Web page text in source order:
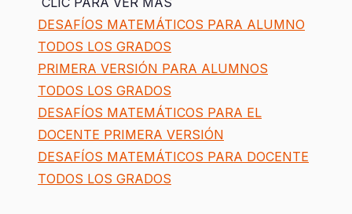
DESAFÍOS MATEMÁTICOS PARA ALUMNO
TODOS LOS GRADOS
PRIMERA VERSIÓN PARA ALUMNOS
TODOS LOS GRADOS
DESAFÍOS MATEMÁTICOS PARA EL
DOCENTE PRIMERA VERSIÓN
DESAFÍOS MATEMÁTICOS PARA DOCENTE
TODOS LOS GRADOS